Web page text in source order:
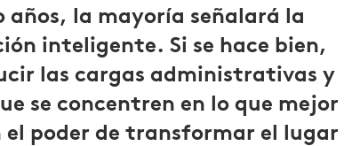
años, la mayoría señalará la
inteligente. Si se hace bien,
las cargas administrativas y
se concentren en lo que mejor
poder de transformar el lugar